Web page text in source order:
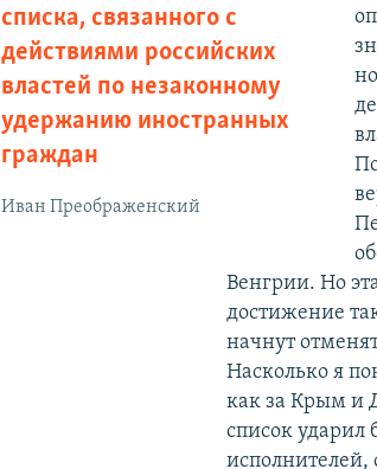
списка, связанного с
действиями российских
властей по незаконному
удержанию иностранных
граждан
Иван Преображенский
Венгрии. Но
достижение
начнут
Насколько я
как за Крым и
список ударил